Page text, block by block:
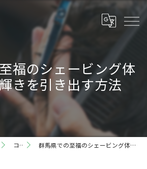
福のシェービング体
きを引き出す方法
コラム 群馬県での至福のシェービング体験：肌の輝きを引き出す方法